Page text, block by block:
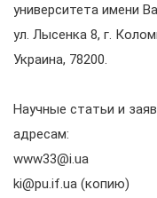
университета имени
ул. Лысенка 8, г.
Украина, 78200.
Научные статьи и
адресам:
www33@i.ua
ki@pu.if.ua (копию)